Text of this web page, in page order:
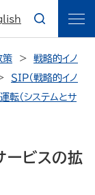
策
戦略的イノ
ＳＩＰ（戦略的イノ
転（システムとサ
ービスの拡